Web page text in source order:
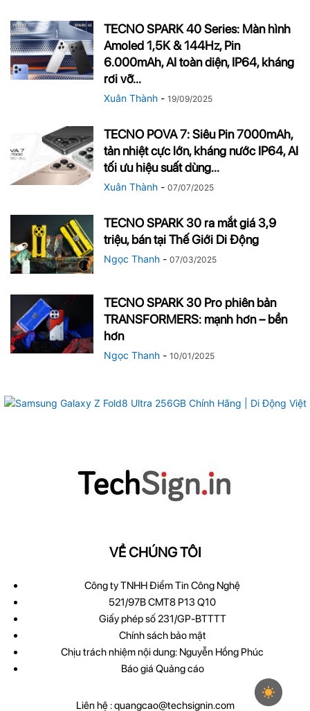
TECNO SPARK 40 Series: Màn hình
Amoled 1,5K & 144Hz, Pin
6.000mAh, AI toàn diện, IP64, kháng
rơi vỡ...
Xuân Thành - 19/09/2025
TECNO POVA 7: Siêu Pin 7000mAh,
tản nhiệt cực lớn, kháng nước IP64, AI
tối ưu hiệu suất dùng...
Xuân Thành - 07/07/2025
TECNO SPARK 30 ra mắt giá 3,9
triệu, bán tại Thế Giới Di Động
Ngọc Thanh - 07/03/2025
TECNO SPARK 30 Pro phiên bản
TRANSFORMERS: mạnh hơn – bền
hơn
Ngọc Thanh - 10/01/2025
VỀ CHÚNG TÔI
Công ty TNHH Điểm Tin Công Nghệ
521/97B CMT8 P13 Q10
Giấy phép số 231/GP-BTTTT
Chính sách bảo mật
Chịu trách nhiệm nội dung: Nguyễn Hồng Phúc
Báo giá Quảng cáo
Liên hệ :quangcao@techsignin.com